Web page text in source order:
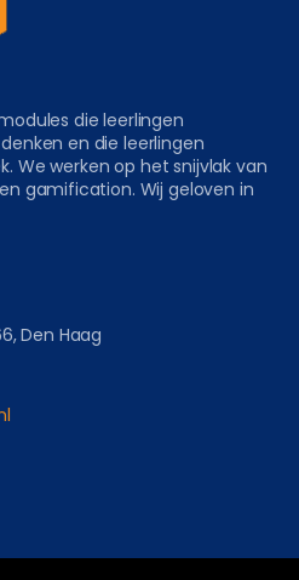
die leerlingen
en die leerlingen
We werken op het snijvlak van
gamification. Wij geloven in
Den Haag